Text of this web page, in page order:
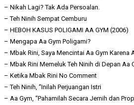
– Nikah Lagi? Tak Ada Persoalan.
– Teh Ninih Sempat Cemburu
– HEBOH KASUS POLIGAMI AA GYM (2006)
– Mengapa Aa Gym Poligami?
– Mbak Rini, Saya Mencintai Aa Gym Karena
– Mbak Rini Memeluk Teh Ninih di Depan Aa
– Ketika Mbak Rini No Comment
– Teh Ninih, “Inilah Perjuangan Istri
– Aa Gym, “Pahamilah Secara Jernih dan